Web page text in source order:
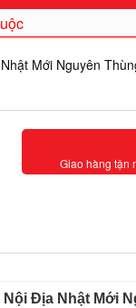
Mới Nguyên
Giao hàng tận
Nội Địa Nhật Mới